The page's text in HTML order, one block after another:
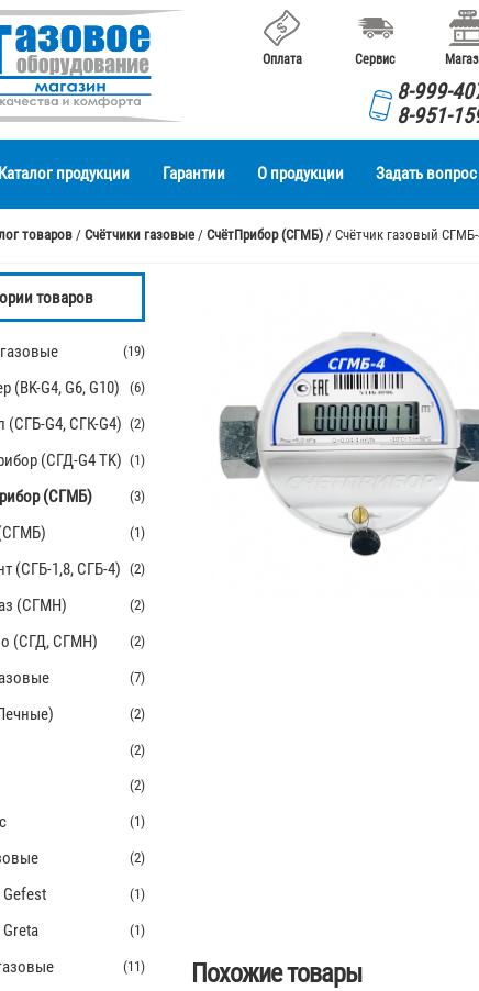
Оплата Сервис
8-999-
8-951-
Каталог продукции Гарантии О продукции Задать вопрос
товаров/Счётчики газовые /СчётПрибор (СГМБ) / Счётчик газовый
Похожие товары
товаров
(19)
(BK-G4, G6, G10) (6)
(СГБ-G4, СГК-G4) (2)
(СГД-G4 TK) (1)
(СГМБ) (3)
(1)
(СГБ-1,8, СГБ-4) (2)
(СГМН) (2)
(СГД, СГМН) (2)
(7)
(2)
(2)
(2)
(1)
(2)
(1)
(1)
(11)